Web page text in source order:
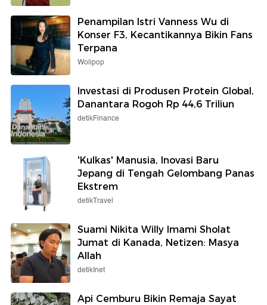
Penampilan Istri Vanness Wu di
Konser F3, Kecantikannya Bikin Fans
Terpana
Wolipop
Investasi di Produsen Protein Global,
Danantara Rogoh Rp 44,6 Triliun
detikFinance
'Kulkas' Manusia, Inovasi Baru
Jepang di Tengah Gelombang Panas
Ekstrem
detikTravel
Suami Nikita Willy Imami Sholat
Jumat di Kanada, Netizen: Masya
Allah
detikInet
Api Cemburu Bikin Remaja Sayat